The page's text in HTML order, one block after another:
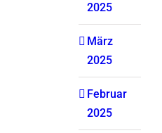
2025
März
2025
Februar
2025